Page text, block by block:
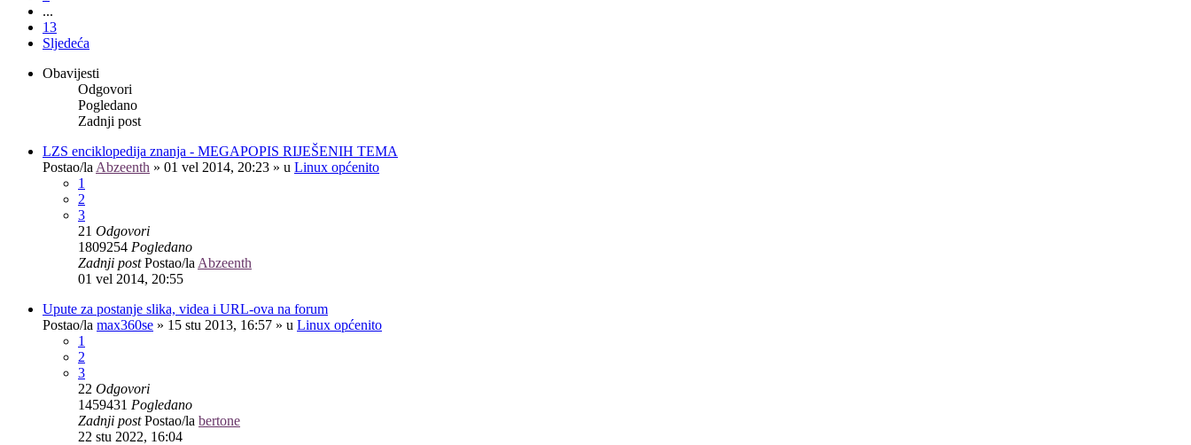
...
13
Sljedeća
Obavijesti
Odgovori
Pogledano
Zadnji post
LZS enciklopedija znanja - MEGAPOPIS RIJEŠENIH TEMA
Postao/la Abzeenth » 01 vel 2014, 20:23 » u Linux općenito
1
2
3
21 Odgovori
1809254 Pogledano
Zadnji postPostao/la Abzeenth
01 vel 2014, 20:55
Upute za postanje slika, videa i URL-ova na forum
Postao/la max360se » 15 stu 2013, 16:57 » u Linux općenito
1
2
3
22 Odgovori
1459431 Pogledano
Zadnji postPostao/la bertone
22 stu 2022, 16:04